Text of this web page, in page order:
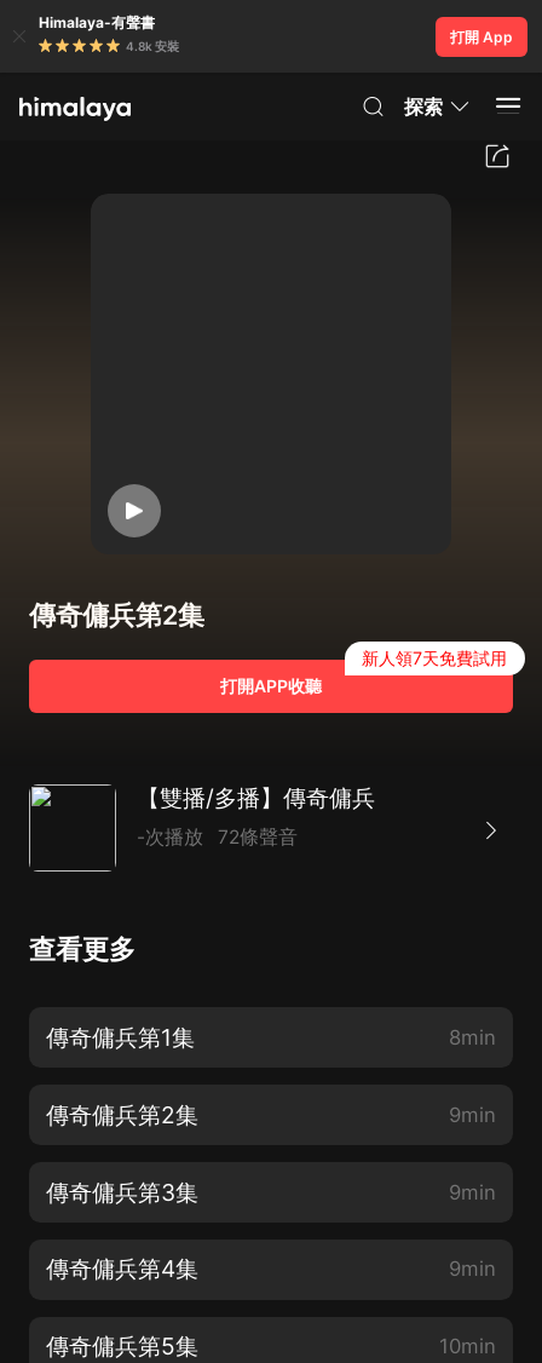
Himalaya-有聲書
4.8k 安裝
打開 App
探索
傳奇傭兵第2集
打開APP收聽
新人領7天免費試用
【雙播/多播】傳奇傭兵
-次播放 72條聲音
查看更多
傳奇傭兵第1集 8min
傳奇傭兵第2集 9min
傳奇傭兵第3集 9min
傳奇傭兵第4集 9min
傳奇傭兵第5集 10min